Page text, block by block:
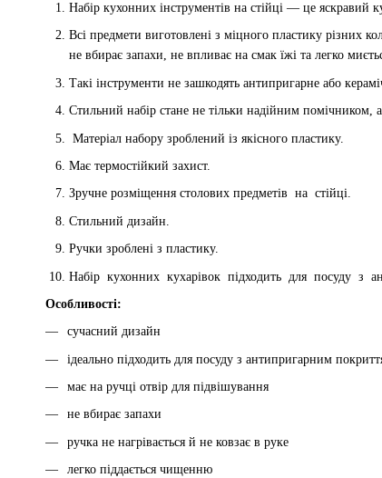
Набір кухонних інструментів на стійці — це яскравий
Всі предмети виготовлені з міцного пластику різних
не вбирає запахи, не впливає на смак їжі та легко
Такі інструменти не зашкодять антипригарне або
Стильний набір стане не тільки надійним помічником,
Матеріал набору зроблений із якісного пластику.
Має термостійкий захист.
Зручне розміщення столових предметів на стійці.
Стильний дизайн.
Ручки зроблені з пластику.
Набір кухонних кухарівок підходить для посуду з
Особливості:
сучасний дизайн
ідеально підходить для посуду з антипригарним
має на ручці отвір для підвішування
не вбирає запахи
ручка не нагрівається й не ковзає в руке
легко піддається чищенню